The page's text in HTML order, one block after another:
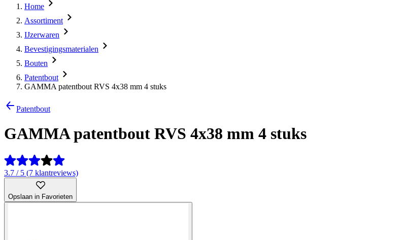
Home
Assortiment
IJzerwaren
Bevestigingsmaterialen
Bouten
Patentbout
GAMMA patentbout RVS 4x38 mm 4 stuks
Patentbout
GAMMA patentbout RVS 4x38 mm 4 stuks
3.7 / 5 (7 klantreviews)
Opslaan in Favorieten